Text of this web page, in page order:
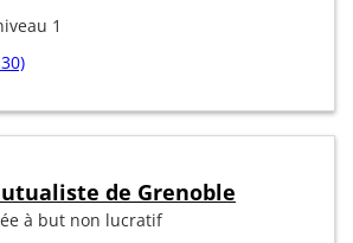
1
de Grenoble
à but non lucratif